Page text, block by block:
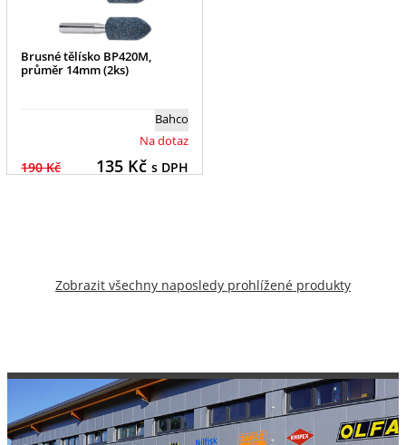
Brusné tělísko BP420M,
průměr 14mm (2ks)
Bahco
Na dotaz
190 Kč 135Kč s DPH
Zobrazit všechny naposledy prohlížené produkty